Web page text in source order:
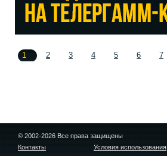
1 2 3 4 5 6 7
© 2002-2026 Все права защищены
Контакты
Условия использования